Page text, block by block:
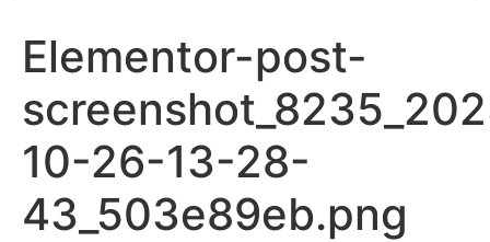
Elementor-post-
10-26-13-28-
43_503e89eb.png